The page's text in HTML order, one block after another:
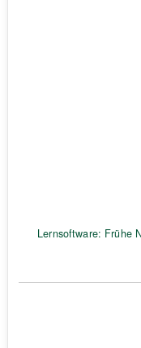
Lernsoftware: Frühe